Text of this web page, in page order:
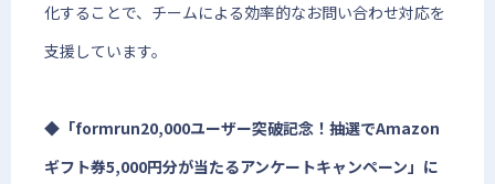
化することで、チームによる効率的なお問い合わせ対応を
支援しています。
◆「formrun20,000ユーザー突破記念！抽選でAmazon
ギフト券5,000円分が当たるアンケートキャンペーン」に